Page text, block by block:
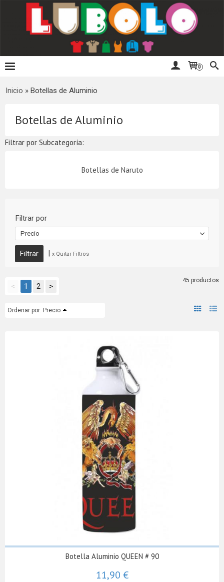
0
Inicio » Botellas de Aluminio
Botellas de Aluminio
Filtrar por Subcategoría:
Botellas de Naruto
Filtrar por
Precio
| x Quitar Filtros
< 1 2 >
45 productos
Ordenar por: Precio
Botella Aluminio QUEEN # 90
11,90 €